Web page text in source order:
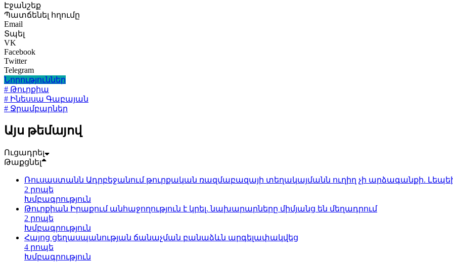
Էջանշեք
Պատճենել հղումը
Email
Տպել
VK
Facebook
Twitter
Telegram
Նորություններ
# Թուրքիա
# Ինեսսա Գաբայան
# Ջրամբարներ
Այս թեմայով
Ուցադրել
Թաքցնել
Ռուսաստանն Ադրբեջանում թուրքական ռազմաբազայի տեղակայմանն ուղիղ չի արձագանքի.
2 րոպե
Խմբագրություն
Թուրքիան Իրաքում անհաջողություն է կրել. նախարարները միմյանց են մեղադրում
2 րոպե
Խմբագրություն
Հայոց ցեղասպանության ճանաչման բանաձևն արգելափակվեց
4 րոպե
Խմբագրություն